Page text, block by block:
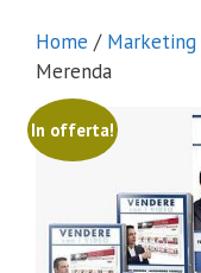
Home / Marketing
Merenda
In offerta!